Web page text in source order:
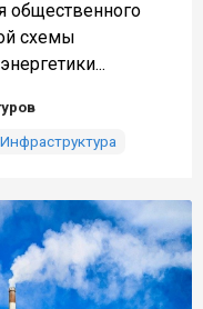
общественного
схемы
Инфраструктура